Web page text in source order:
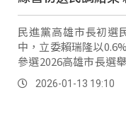
民進黨高雄市長初選
中，立委賴瑞隆以
參選2026高雄市長選
重要的是黨內團結。
2026-01-13 19:10